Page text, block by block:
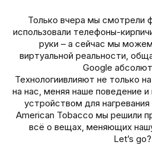
Только вчера мы смотрели
использовали телефоны-
руки – а сейчас мы
виртуальной реальности,
Google
Технологиивлияют не только
на нас, меняя наше поведение
устройством для
American Tobacco мы решили
всё о вещах, меняющих
Let’s go?